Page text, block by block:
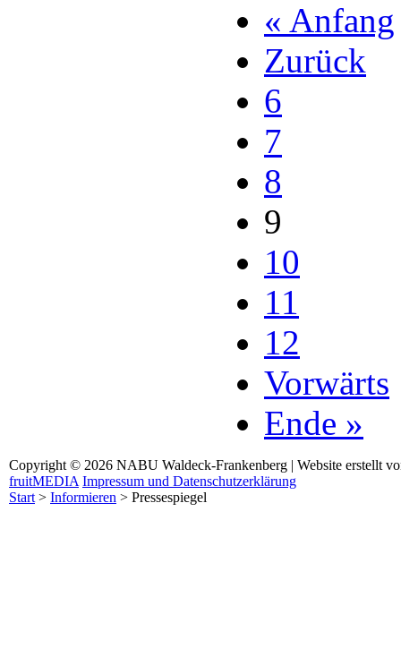
« Anfang
Zurück
6
7
8
9
10
11
12
Vorwärts
Ende »
Copyright © 2026 NABU Waldeck-Frankenberg | Website erstellt
fruitMEDIA Impressum und Datenschutzerklärung
Start> Informieren > Pressespiegel